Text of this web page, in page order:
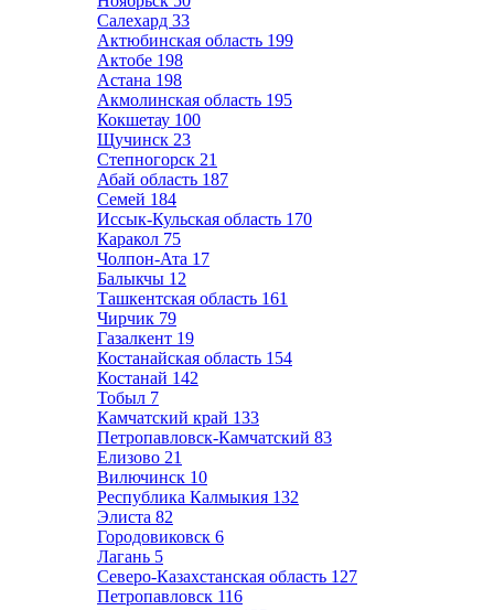
Салехард 33
Актюбинская область 199
Актобе 198
Астана 198
Акмолинская область 195
Кокшетау 100
Щучинск 23
Степногорск 21
Абай область 187
Семей 184
Иссык-Кульская область 170
Каракол 75
Чолпон-Ата 17
Балыкчы 12
Ташкентская область 161
Чирчик 79
Газалкент 19
Костанайская область 154
Костанай 142
Тобыл 7
Камчатский край 133
Петропавловск-Камчатский 83
Елизово 21
Вилючинск 10
Республика Калмыкия 132
Элиста 82
Городовиковск 6
Лагань 5
Северо-Казахстанская область 127
Петропавловск 116